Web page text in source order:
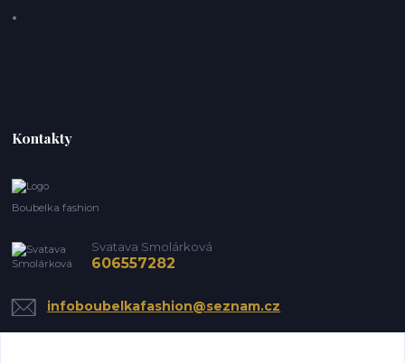
Kontakty
Boubelka fashion
Svatava Smolárková
606557282
infoboubelkafashion@seznam.cz